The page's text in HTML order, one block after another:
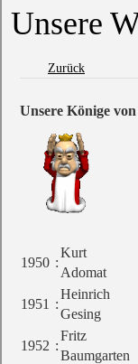
Unsere
Zurück
Unsere Könige von
1950 :
Kurt
Adomat
1951 :
Heinrich
Gesing
1952 :
Fritz
Baumgarten